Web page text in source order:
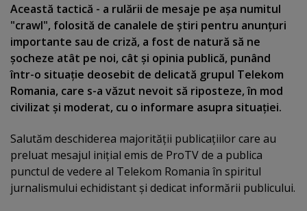
Această tactică - a rulării de mesaje pe aşa numitul
"crawl", folosită de canalele de ştiri pentru anunţuri
importante sau de criză, a fost de natură să ne
şocheze atât pe noi, cât şi opinia publică, punând
într-o situaţie deosebit de delicată grupul Telekom
Romania, care s-a văzut nevoit să riposteze, în mod
civilizat şi moderat, cu o informare asupra situaţiei.
Salutăm deschiderea majorităţii publicaţiilor care au
preluat mesajul iniţial emis de ProTV de a publica
punctul de vedere al Telekom Romania în spiritul
jurnalismului echidistant şi dedicat informării publicului.